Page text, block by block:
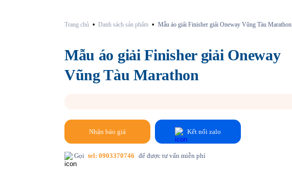
Trang chủ • Danh sách sản phẩm • Mẫu áo giải Finisher giải Oneway Vũng Tàu Marathon
Mẫu áo giải Finisher giải Oneway
Vũng Tàu Marathon
Nhận báo giá Kết nối zalo
Gọi tel: 0903370746 để được tư vấn miễn phí